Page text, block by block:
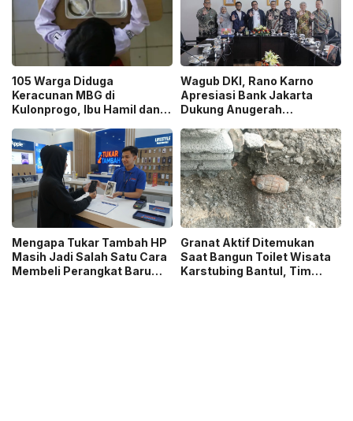
105 Warga Diduga
Keracunan MBG di
Kulonprogo, Ibu Hamil dan
Terdampak
Wagub DKI, Rano Karno
Apresiasi Bank Jakarta
Dukung Anugerah
Dorong Karya Berkualitas
Sambut 5 Abad Jakarta
Mengapa Tukar Tambah HP
Masih Jadi Salah Satu Cara
Membeli Perangkat Baru
Granat Aktif Ditemukan
Saat Bangun Toilet Wisata
Karstubing Bantul, Tim